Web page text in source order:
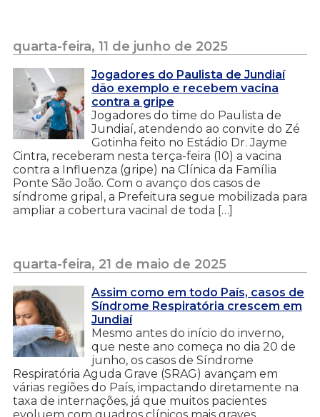
quarta-feira, 11 de junho de 2025
Jogadores do Paulista de Jundiaí
dão exemplo e recebem vacina
contra a gripe
Jogadores do time do Paulista de
Jundiaí, atendendo ao convite do Zé
Gotinha feito no Estádio Dr. Jayme
Cintra, receberam nesta terça-feira (10) a vacina
contra a Influenza (gripe) na Clínica da Família
Ponte São João. Com o avanço dos casos de
síndrome gripal, a Prefeitura segue mobilizada para
ampliar a cobertura vacinal de toda […]
quarta-feira, 21 de maio de 2025
Assim como em todo País, casos de
Síndrome Respiratória crescem em
Jundiaí
Mesmo antes do início do inverno,
que neste ano começa no dia 20 de
junho, os casos de Síndrome
Respiratória Aguda Grave (SRAG) avançam em
várias regiões do País, impactando diretamente na
taxa de internações, já que muitos pacientes
evoluem com quadros clínicos mais graves,